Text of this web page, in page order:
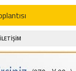
etti
İLETİŞİM